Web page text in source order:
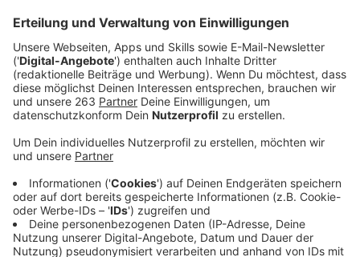
Kreispolizeibehörde, Ordnungsamt der Stadt Siegen
sowie die Bundespolizei gehen jetzt wieder
gemeinsam in der Siegener Innenstadt auf Streife. Das
soll das Sicherheitsgefühl der Bevölkerung in den
Abend- und Nachtstunden am Wochenende
verbessern. Außerdem soll dadurch die Kriminalität
Betäubungsmittelgesetz (BtmG) sowie Eigentums-
und Körperverletzungsdelikte. Zum Auftakt am Freitag
und Samstag waren die drei Behörden mit verstärkten
Kräften im Einsatz. Neben Streifen im Bereich der